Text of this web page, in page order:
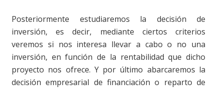
Posteriormente estudiaremos la decisión de
inversión, es decir, mediante ciertos criterios
veremos si nos interesa llevar a cabo o no una
inversión, en función de la rentabilidad que dicho
proyecto nos ofrece. Y por último abarcaremos la
decisión empresarial de financiación o reparto de